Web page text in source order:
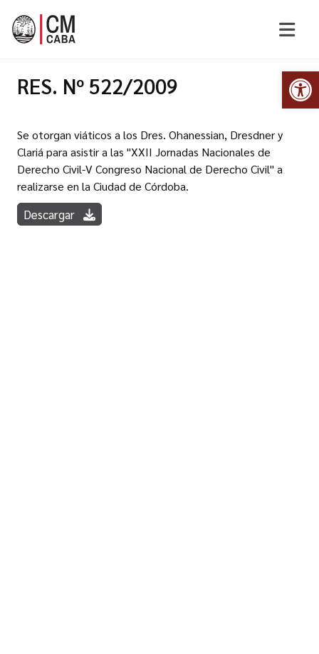
RES. Nº 522/2009
Se otorgan viáticos a los Dres. Ohanessian, Dresdner y
Clariá para asistir a las "XXII Jornadas Nacionales de
Derecho Civil-V Congreso Nacional de Derecho Civil" a
realizarse en la Ciudad de Córdoba.
Descargar